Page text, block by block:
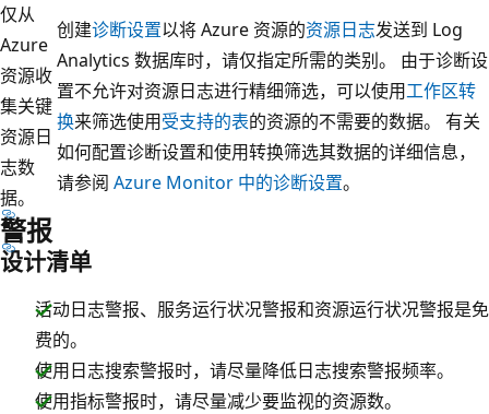
仅从
Azure
资源收
集关键
资源日
志数
据。
创建诊断设置以将 Azure 资源的资源日志发送到 Log
Analytics 数据库时，请仅指定所需的类别。 由于诊断设
置不允许对资源日志进行精细筛选，可以使用工作区转
换来筛选使用受支持的表的资源的不需要的数据。 有关
如何配置诊断设置和使用转换筛选其数据的详细信息，
请参阅 Azure Monitor 中的诊断设置。
警报
设计清单
活动日志警报、服务运行状况警报和资源运行状况警报是免
费的。
使用日志搜索警报时，请尽量降低日志搜索警报频率。
使用指标警报时，请尽量减少要监视的资源数。